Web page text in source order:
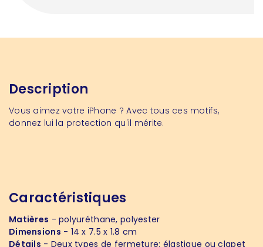
Description
Vous aimez votre iPhone ? Avec tous ces motifs,
donnez lui la protection qu'il mérite.
Caractéristiques
Matières - polyuréthane, polyester
Dimensions - 14 x 7.5 x 1.8 cm
Détails - Deux types de fermeture: élastique ou clapet